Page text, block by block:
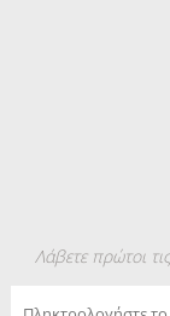
Λάβετε πρώτοι